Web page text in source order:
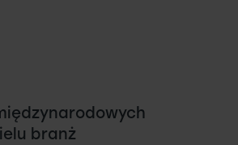
branż